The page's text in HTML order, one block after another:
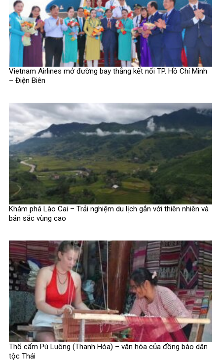
Vietnam Airlines mở đường bay thẳng kết nối TP. Hồ Chí Minh
– Điện Biên
Khám phá Lào Cai – Trải nghiệm du lịch gắn với thiên nhiên và
bản sắc vùng cao
Thổ cẩm Pù Luông (Thanh Hóa) – văn hóa của đồng bào dân
tộc Thái